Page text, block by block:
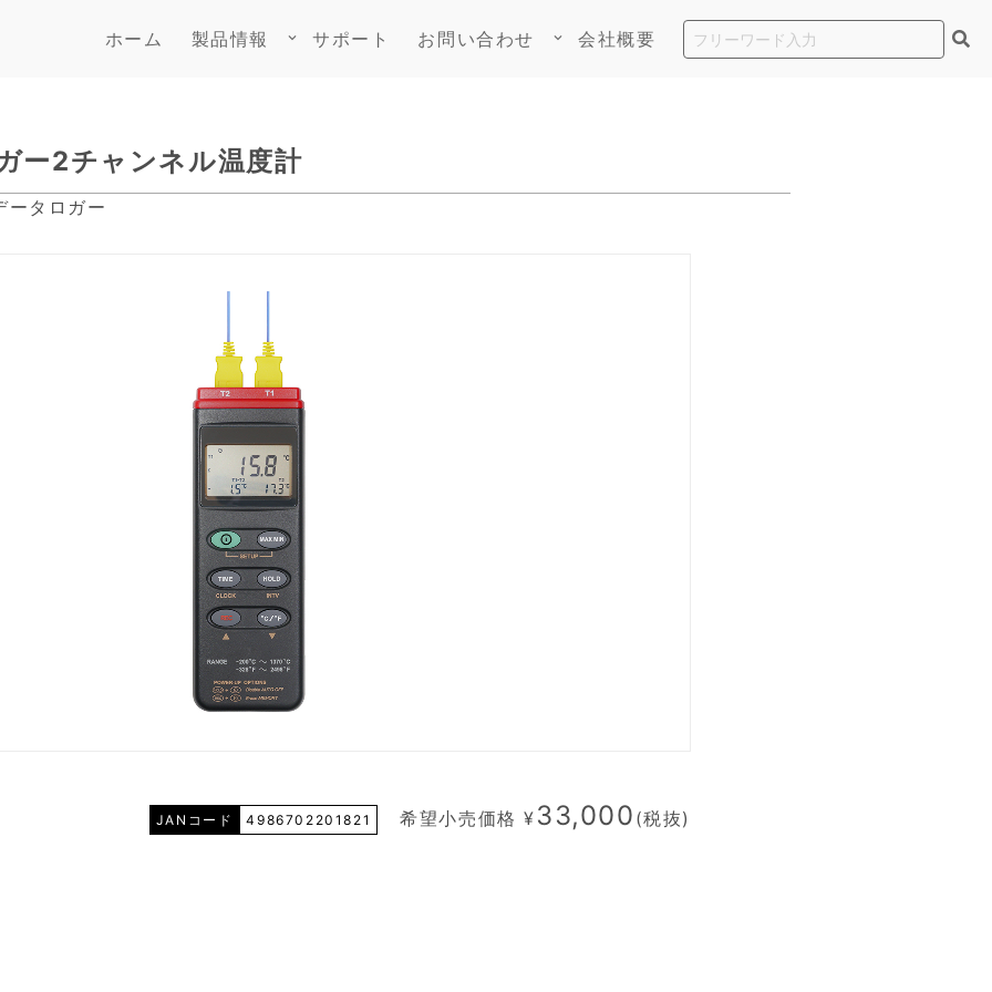
ホーム 製品情報 keyboard_arrow_down サポート お問い合わせ keyboard_arrow_down 会社概要
2チャンネル温度計
タロガー
JANコード 4986702201821 希望小売価格 ¥ 33,000 (税抜)